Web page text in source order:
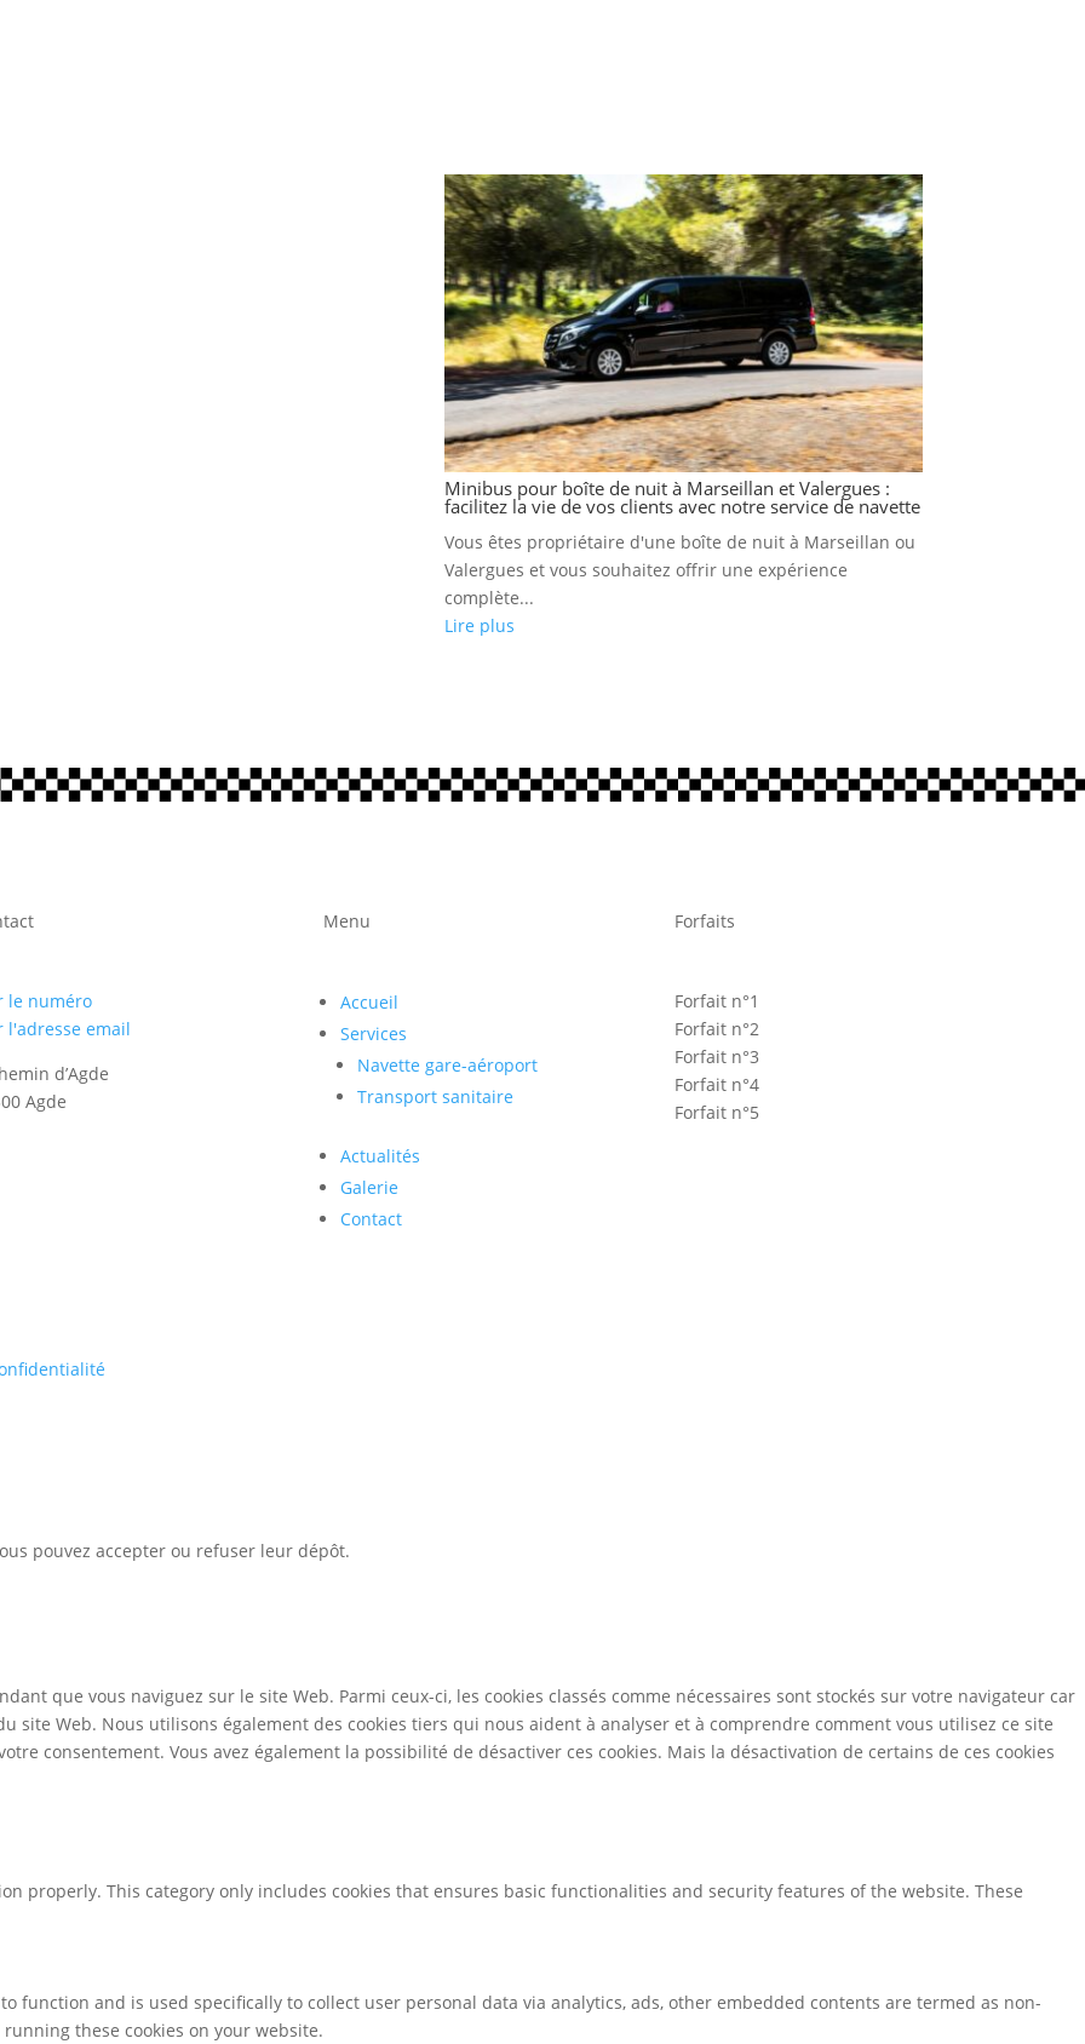
Minibus pour boîte de nuit à Marseillan et Valergues :
facilitez la vie de vos clients avec notre service de navette
Vous êtes propriétaire d'une boîte de nuit à Marseillan ou
Valergues et vous souhaitez offrir une expérience
complète...
Lire plus
le numéro
l'adresse email
d’Agde
Agde
Menu
Accueil
Services
Navette gare-aéroport
Transport sanitaire
Actualités
Galerie
Contact
Forfaits
Forfait n°1
Forfait n°2
Forfait n°3
Forfait n°4
Forfait n°5
pouvez accepter ou refuser leur dépôt.
que vous naviguez sur le site Web. Parmi ceux-ci, les cookies classés comme nécessaires sont stockés sur votre navigateur car
site Web. Nous utilisons également des cookies tiers qui nous aident à analyser et à comprendre comment vous utilisez ce site
consentement. Vous avez également la possibilité de désactiver ces cookies. Mais la désactivation de certains de ces cookies
properly. This category only includes cookies that ensures basic functionalities and security features of the website. These
function and is used specifically to collect user personal data via analytics, ads, other embedded contents are termed as non-
these cookies on your website.